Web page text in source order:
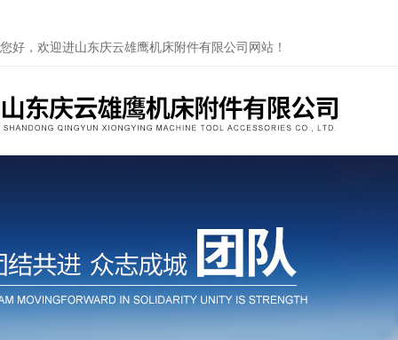
您好，欢迎进山东庆云雄鹰机床附件有限公司网站！